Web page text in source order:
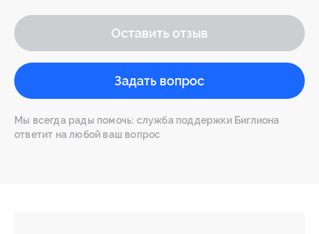
Оставить отзыв
Задать вопрос
Мы всегда рады помочь: служба поддержки Биглиона
ответит на любой ваш вопрос